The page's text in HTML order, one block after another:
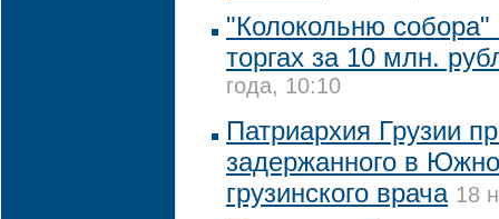
"Колокольню
торгах за 10 млн.
года, 10:10
Патриархия Грузии
задержанного в
грузинского врача 18